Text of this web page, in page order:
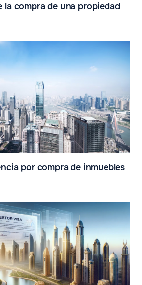
la compra de una propiedad
por compra de inmuebles